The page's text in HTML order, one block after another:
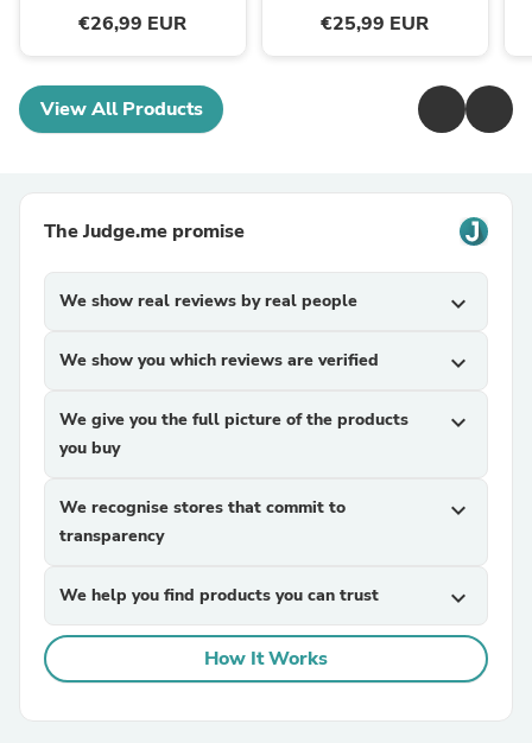
€26,99 EUR €25,99 EUR
View All Products
The Judge.me promise
We show real reviews by real people expand_more
We show you which reviews are verified expand_more
We give you the full picture of the products
you buy
expand_more
We recognise stores that commit to
transparency
expand_more
We help you find products you can trust expand_more
How It Works